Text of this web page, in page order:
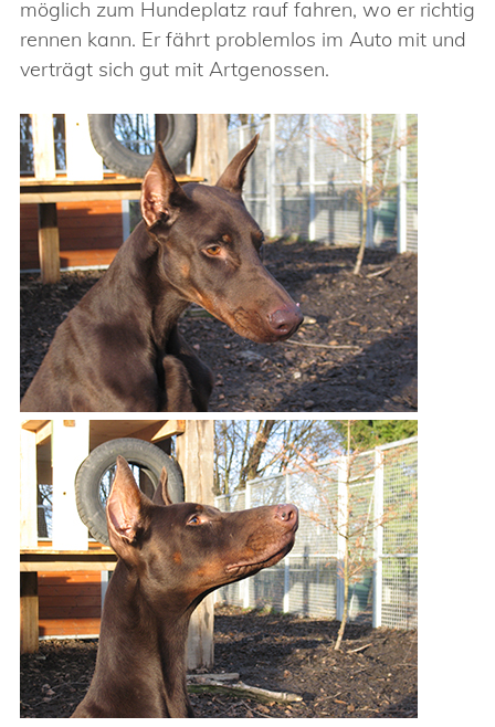
möglich zum Hundeplatz rauf fahren, wo er richtig
rennen kann. Er fährt problemlos im Auto mit und
verträgt sich gut mit Artgenossen.